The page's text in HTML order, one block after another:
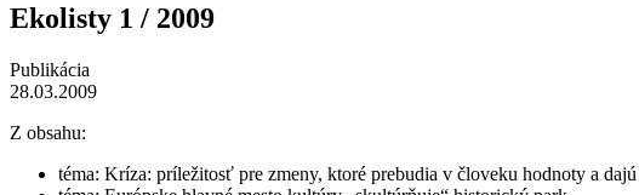
Ekolisty 1 / 2009
Publikácia
28.03.2009
Z obsahu:
téma: Kríza: príležitosť pre zmeny, ktoré prebudia v človeku hodnoty a